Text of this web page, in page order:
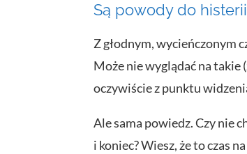
Są powody do
Z głodnym, wycieńczonym
Może nie wyglądać na takie
oczywiście z punktu
Ale sama powiedz. Czy nie
i koniec? Wiesz, że to czas